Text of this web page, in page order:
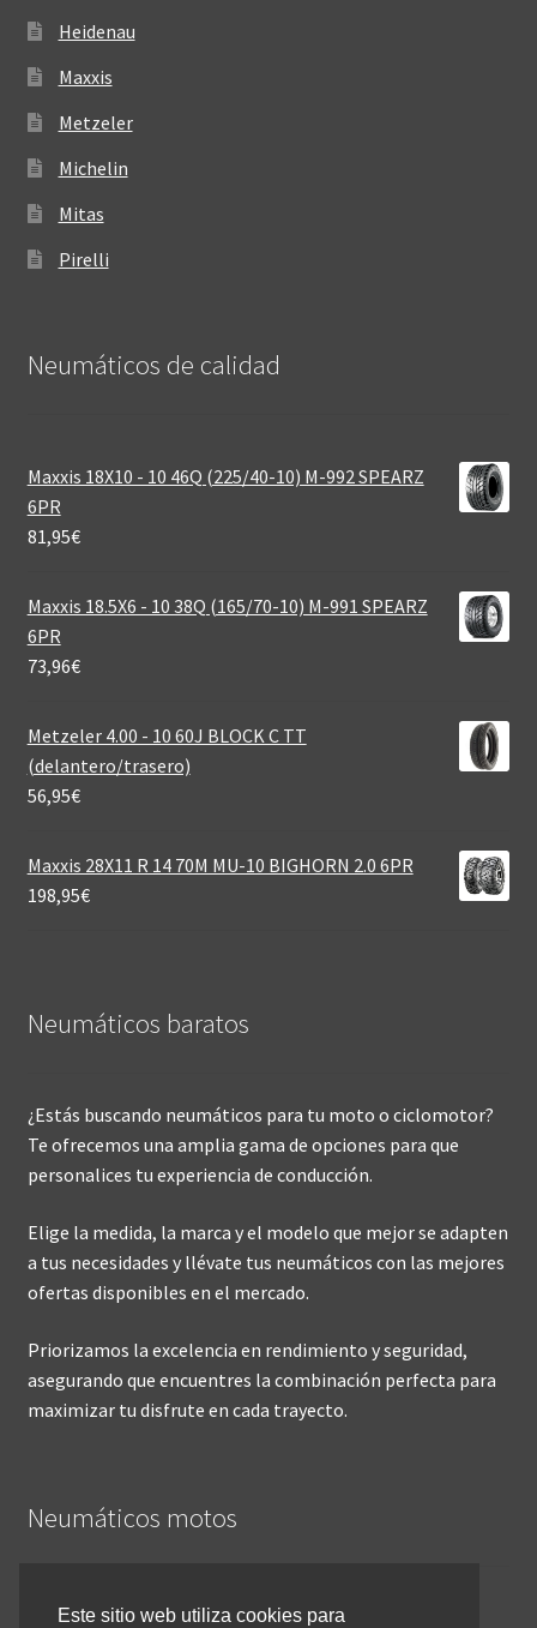
Heidenau
Maxxis
Metzeler
Michelin
Mitas
Pirelli
Neumáticos de calidad‎
Maxxis 18X10 - 10 46Q (225/40-10) M-992 SPEARZ
6PR
81,95€
Maxxis 18.5X6 - 10 38Q (165/70-10) M-991 SPEARZ
6PR
73,96€
Metzeler 4.00 - 10 60J BLOCK C TT
(delantero/trasero)
56,95€
Maxxis 28X11 R 14 70M MU-10 BIGHORN 2.0 6PR
198,95€
Neumáticos baratos
¿Estás buscando neumáticos para tu moto o ciclomotor?
Te ofrecemos una amplia gama de opciones para que
personalices tu experiencia de conducción.
Elige la medida, la marca y el modelo que mejor se adapten
a tus necesidades y llévate tus neumáticos con las mejores
ofertas disponibles en el mercado.
Priorizamos la excelencia en rendimiento y seguridad,
asegurando que encuentres la combinación perfecta para
maximizar tu disfrute en cada trayecto.
Neumáticos motos
Inicio
Este sitio web utiliza cookies para